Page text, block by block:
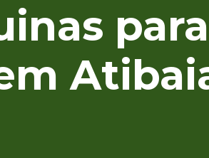
para